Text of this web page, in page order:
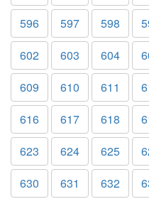
596
597 598
602
603 604
609
610 611
616
617 618
623
624 625
630
631 632